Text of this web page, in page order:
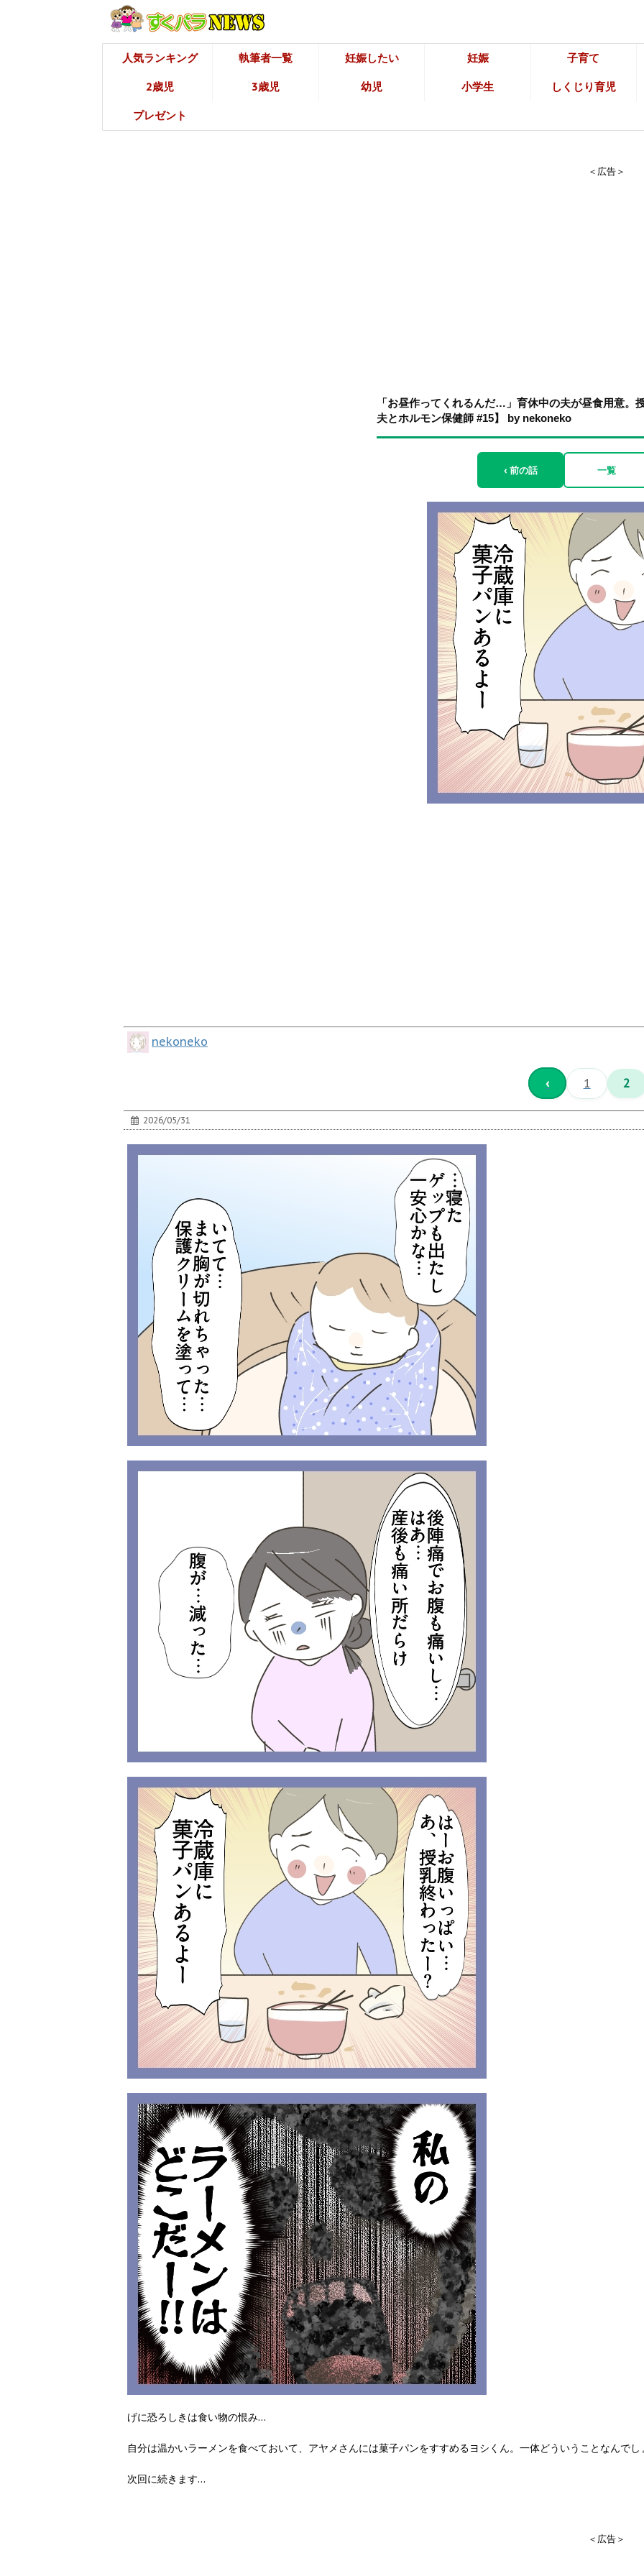
人気ランキング 執筆者一覧 妊娠したい 妊娠 子育て
2歳児 3歳児 幼児 小学生 しくじり育児
プレゼント
＜広告＞
「お昼作ってくれるんだ…」育休中の夫が昼食用意。
夫とホルモン保健師 #15】 by nekoneko
‹ 前の話 一覧
nekoneko
‹ 1 2
2026/05/31
げに恐ろしきは食い物の恨み…
自分は温かいラーメンを食べておいて、アヤメさんには菓子パンをすすめるヨシくん。一体どういうことなんでし
次回に続きます…
＜広告＞